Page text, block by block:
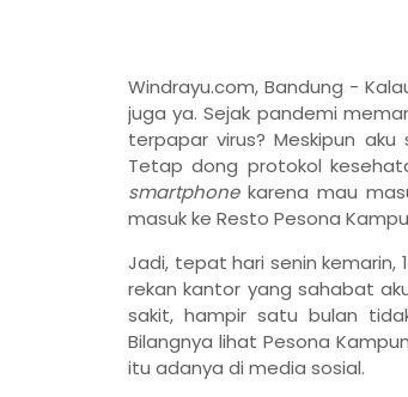
Windrayu.com, Bandung -
juga ya. Sejak pandemi
terpapar virus? Meskipun
Tetap dong protokol
smartphonekarena mau
masuk ke Resto Pesona
Jadi, tepat hari senin kemarin,
rekan kantor yang sahabat
sakit, hampir satu bulan
Bilangnya lihat Pesona
itu adanya di media sosial.